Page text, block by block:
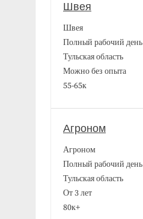
Швея
Швея
Полный рабочий день
Тульская область
Можно без опыта
55-65к
Агроном
Агроном
Полный рабочий день
Тульская область
От 3 лет
80к+